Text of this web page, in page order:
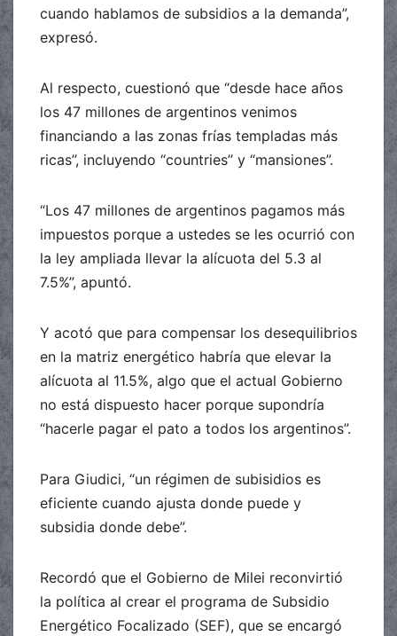
cuando hablamos de subsidios a la demanda”,
expresó.
Al respecto, cuestionó que “desde hace años
los 47 millones de argentinos venimos
financiando a las zonas frías templadas más
ricas”, incluyendo “countries” y “mansiones”.
“Los 47 millones de argentinos pagamos más
impuestos porque a ustedes se les ocurrió con
la ley ampliada llevar la alícuota del 5.3 al
7.5%”, apuntó.
Y acotó que para compensar los desequilibrios
en la matriz energético habría que elevar la
alícuota al 11.5%, algo que el actual Gobierno
no está dispuesto hacer porque supondría
“hacerle pagar el pato a todos los argentinos”.
Para Giudici, “un régimen de subisidios es
eficiente cuando ajusta donde puede y
subsidia donde debe”.
Recordó que el Gobierno de Milei reconvirtió
la política al crear el programa de Subsidio
Energético Focalizado (SEF), que se encargó